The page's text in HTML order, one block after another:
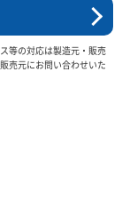
等の対応は製造元・販売
売元にお問い合わせいた